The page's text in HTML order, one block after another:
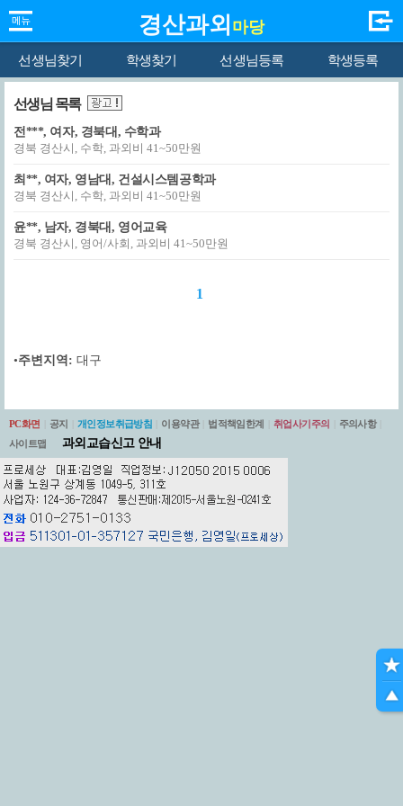
경산과외 마당
선생님찾기 학생찾기 선생님등록 학생등록
선생님 목록
전***, 여자, 경북대, 수학과
경북 경산시, 수학, 과외비 41~50만원
최**, 여자, 영남대, 건설시스템공학과
경북 경산시, 수학, 과외비 41~50만원
윤**, 남자, 경북대, 영어교육
경북 경산시, 영어/사회, 과외비 41~50만원
1
•주변지역: 대구
PC화면 공지 개인정보취급방침 이용약관 법적책임한계 취업사기주의 주의사항
사이트맵
과외교습신고 안내